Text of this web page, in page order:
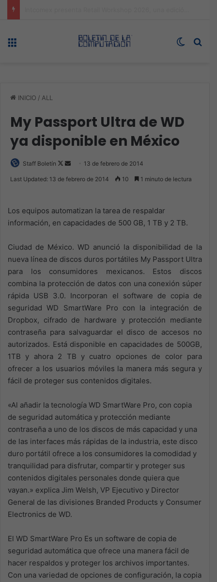
Switch
INICIO / ALL
My Passport Ultra de WD
ya disponible en México
Staff Boletín
Follow
Send 13 de febrero de 2014
Last Updated: 13 de febrero de 2014 10 1 minuto de lectura
Los equipos automatizan la tarea de respaldar
información, en capacidades de 500 GB, 1 TB y 2 TB.
Ciudad de México. WD anunció la disponibilidad de la
nueva línea de discos duros portátiles My Passport Ultra
para los consumidores mexicanos. Estos discos
combina la protección de datos con una conexión súper
rápida USB 3.0. Incorporan el software de copia de
seguridad WD SmartWare Pro con la integración de
Dropbox, cifrado de hardware y protección mediante
contraseña para salvaguardar el disco de accesos no
autorizados. Está disponible en capacidades de 500GB,
1TB y ahora 2 TB y cuatro opciones de color para
ofrecer a los usuarios móviles la manera más segura y
fácil de proteger sus contenidos digitales.
«Al añadir la tecnología WD SmartWare Pro, con copia
de seguridad automática y protección mediante
contraseña a uno de los discos de más capacidad y una
de las interfaces más rápidas de la industria, este disco
duro portátil ofrece a los consumidores la comodidad y
tranquilidad para disfrutar, compartir y proteger sus
contenidos digitales personales donde quiera que
vayan.» explica Jim Welsh, VP Ejecutivo y Director
General de las divisiones Branded Products y Consumer
Electronics de WD.
El WD SmartWare Pro Es un software de copia de
seguridad automática que ofrece una manera fácil de
hacer respaldos y proteger los archivos importantes.
Con una variedad de opciones de configuración, la copia